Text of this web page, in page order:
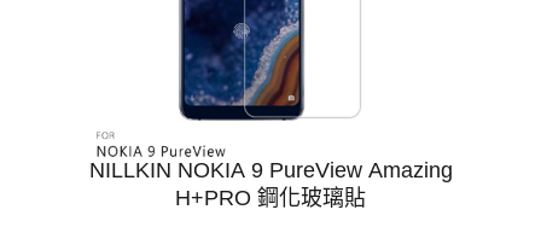
NILLKIN NOKIA 9 PureView Amazing
H+PRO 鋼化玻璃貼